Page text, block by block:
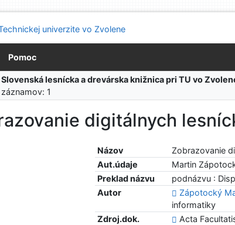
Pomoc
Slovenská lesnícka a drevárska knižnica pri TU vo
1
digitálnych
Názov
Zobrazovanie
Aut.údaje
Martin
Preklad názvu
podnázvu :
Autor
Zápotocký
informatiky
Zdroj.dok.
Acta